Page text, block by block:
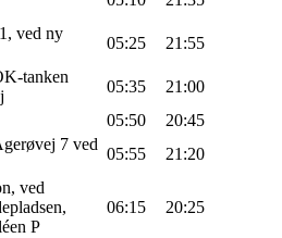
ved ny
05:25 21:55
tanken
05:35
21:00
05:50
20:45
7 ved
05:55 21:20
ved
P
06:15 20:25